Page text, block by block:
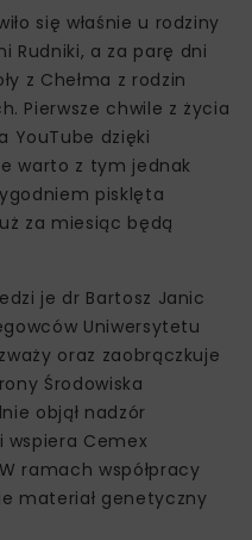
się właśnie u rodziny
Rudniki, a za parę dni
z Chełma z rodzin
Pierwsze chwile z życia
YouTube dzięki
warto z tym jednak
pisklęta
za miesiąc będą
je dr Bartosz Janic
Uniwersytetu
oraz zaobrączkuje
Środowiska
objął nadzór
Cemex
ramach współpracy
materiał genetyczny